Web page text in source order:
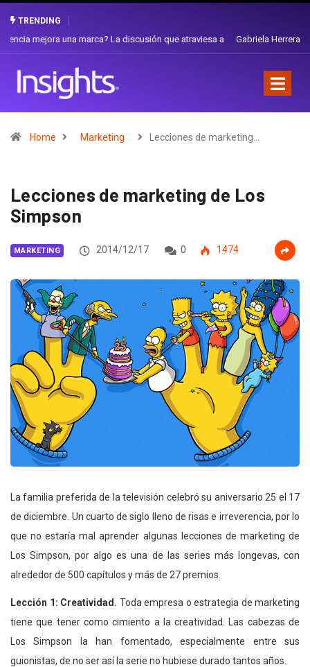
TRENDING
Gabriela Herrera y el arte de cambiarse el sombrero en Corporación
Home Marketing Lecciones de marketing…
Lecciones de marketing de Los
Simpson
MARKETING 2014/12/17 0 1474
La familia preferida de la televisión celebró su aniversario 25 el 17
de diciembre. Un cuarto de siglo lleno de risas e irreverencia, por lo
que no estaría mal aprender algunas lecciones de marketing de
Los Simpson, por algo es una de las series más longevas, con
alrededor de 500 capítulos y más de 27 premios.
Lección 1: Creatividad. Toda empresa o estrategia de marketing
tiene que tener como cimiento a la creatividad. Las cabezas de
Los Simpson la han fomentado, especialmente entre sus
guionistas, de no ser así la serie no hubiese durado tantos años.